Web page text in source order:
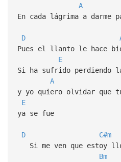
A
En cada lágrima a darme
D
Pues el llanto le hace
E
Si ha sufrido perdiendo
A
y yo quiero olvidar que
E
ya se fue
D
C#m
Si me ven que estoy
Bm